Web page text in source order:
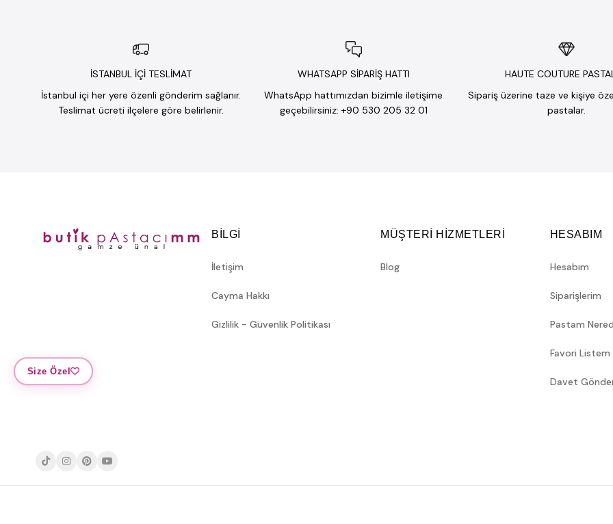
İSTANBUL İÇİ TESLİMAT
İstanbul içi her yere özenli gönderim sağlanır.
Teslimat ücreti ilçelere göre belirlenir.
WHATSAPP SİPARİŞ HATTI
WhatsApp hattımızdan bizimle iletişime
geçebilirsiniz: +90 530 205 32 01
HAUTE COUTURE
Sipariş üzerine taze ve kişiye
pastalar.
BILGI
İletişim
Cayma Hakkı
Gizlilik - Güvenlik Politikası
MÜŞTERİ HİZMETLERİ
Blog
HESABIM
Hesabım
Siparişlerim
Pastam
Favori Listem
Davet
Size Özel